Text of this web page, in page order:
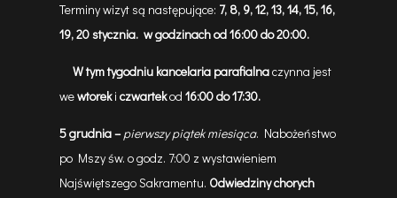
Terminy wizyt są następujące: 7, 8, 9, 12, 13, 14, 15, 16,
19, 20 stycznia. w godzinach od 16:00 do 20:00.
W tym tygodniu kancelaria parafialnaczynna jest
wewtorekiczwartekod16:00 do 17:30.
5grudnia–pierwszy piątek miesiąca. Nabożeństwo
po Mszy św. o godz. 7:00 z wystawieniem
Najświętszego Sakramentu. Odwiedziny chorych